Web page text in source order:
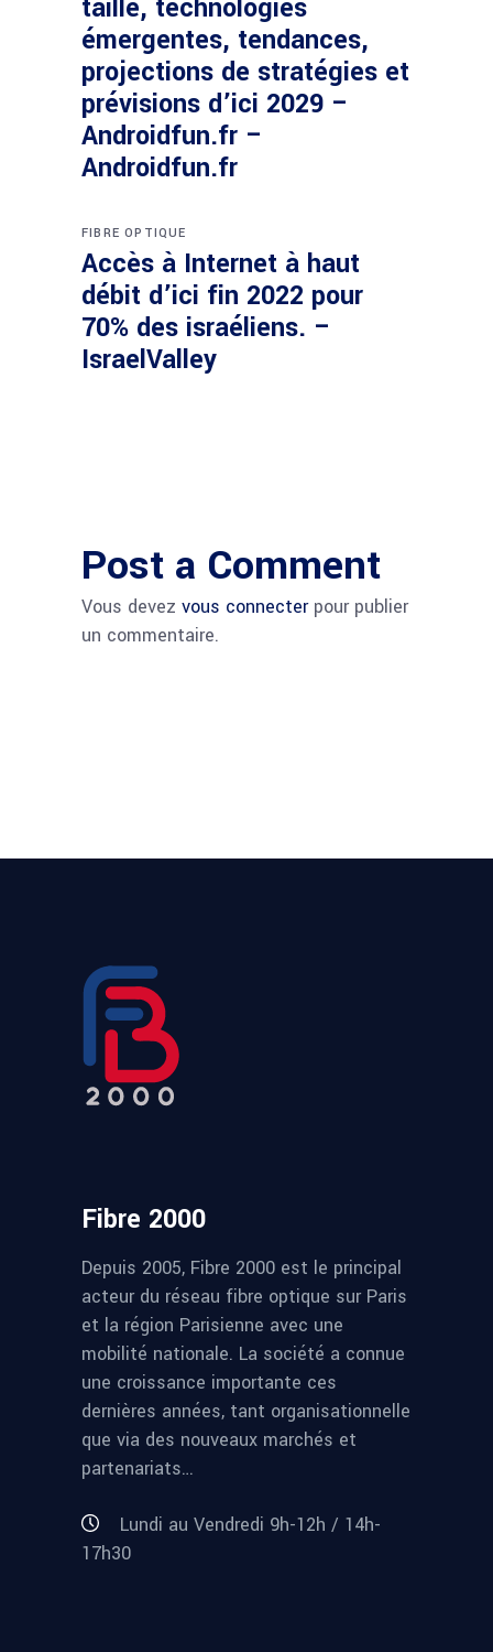
taille, technologies
émergentes, tendances,
projections de stratégies et
prévisions d’ici 2029 –
Androidfun.fr –
Androidfun.fr
FIBRE OPTIQUE
Accès à Internet à haut
débit d’ici fin 2022 pour
70% des israéliens. –
IsraelValley
Post a Comment
Vous devez vous connecterpour publier
un commentaire.
Fibre 2000
Depuis 2005, Fibre 2000 est le principal
acteur du réseau fibre optique sur Paris
et la région Parisienne avec une
mobilité nationale. La société a connue
une croissance importante ces
dernières années, tant organisationnelle
que via des nouveaux marchés et
partenariats…
Lundi au Vendredi 9h-12h / 14h-
17h30